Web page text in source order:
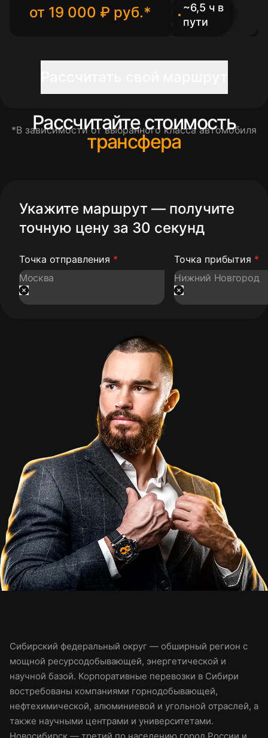
от 19 000 ₽ руб.*
~6,5 ч в
пути
*В зависимости от выбранного класса автомобиля
Рассчитайте стоимость
трансфера
Укажите маршрут — получите
точную цену за 30 секунд
Точка отправления * Точка прибытия *
Сибирский федеральный округ — обширный регион с
мощной ресурсодобывающей, энергетической и
научной базой. Корпоративные перевозки в Сибири
востребованы компаниями горнодобывающей,
нефтехимической, алюминиевой и угольной отраслей, а
также научными центрами и университетами.
Новосибирск — третий по населению город России и